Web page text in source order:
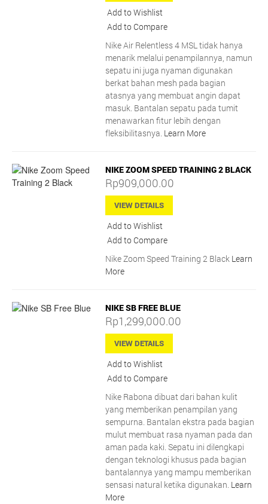
Add to Wishlist
Add to Compare
Nike Air Relentless 4 MSL tidak hanya
menarik melalui penampilannya, namun
sepatu ini juga nyaman digunakan
berkat bahan mesh pada bagian
atasnya yang membuat angin dapat
masuk. Bantalan sepatu pada tumit
menawarkan fitur lebih dengan
fleksibilitasnya. Learn More
NIKE ZOOM SPEED TRAINING 2 BLACK
Rp909,000.00
VIEW DETAILS
Add to Wishlist
Add to Compare
Nike Zoom Speed Training 2 Black Learn
More
NIKE SB FREE BLUE
Rp1,299,000.00
VIEW DETAILS
Add to Wishlist
Add to Compare
Nike Rabona dibuat dari bahan kulit
yang memberikan penampilan yang
sempurna. Bantalan ekstra pada bagian
mulut membuat rasa nyaman pada dan
aman pada kaki. Sepatu ini dilengkapi
dengan teknologi khusus pada bagian
bantalannya yang mampu memberikan
sensasi natural ketika digunakan. Learn
More